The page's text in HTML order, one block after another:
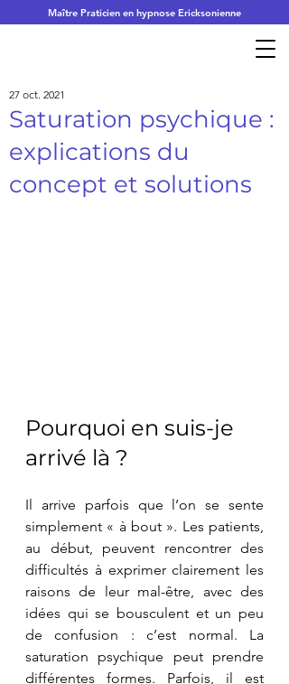
Maître Praticien en hypnose Ericksonienne
Saturation psychique :
explications du
concept et solutions
27 oct. 2021
Pourquoi en suis-je
arrivé là ?
Il arrive parfois que l’on se sente
simplement « à bout ». Les patients,
au début, peuvent rencontrer des
difficultés à exprimer clairement les
raisons de leur mal-être, avec des
idées qui se bousculent et un peu
de confusion : c’est normal. La
saturation psychique peut prendre
différentes formes. Parfois, il est